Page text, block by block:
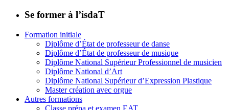
Se former à l’isdaT
Formation initiale
Diplôme d’État de professeur de danse
Diplôme d’État de professeur de musique
Diplôme National Supérieur Professionnel de musicien
Diplôme National d’Art
Diplôme National Supérieur d’Expression Plastique
Master création avec orgue
Autres formations
Classe prépa et examen EAT